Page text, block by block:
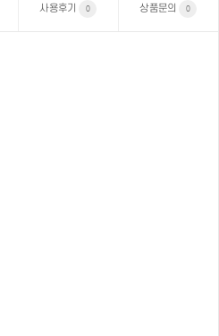
사용후기 0 상품문의 0